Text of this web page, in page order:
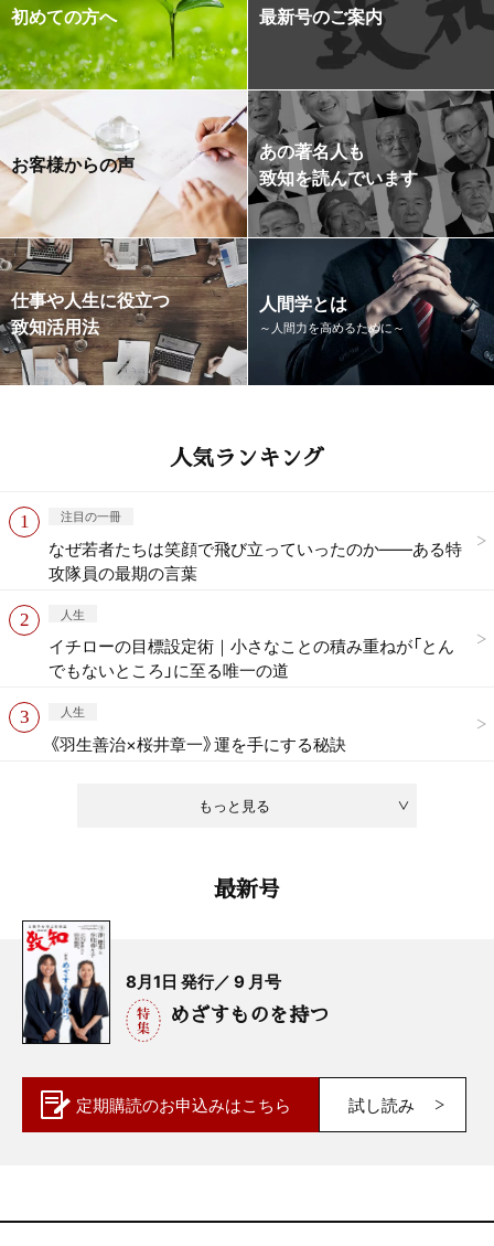
初めての方へ 最新号のご案内
お客様からの声
あの著名人も
致知を読んでいます
仕事や人生に役立つ
致知活用法
人間学とは
～人間力を高めるために～
人気ランキング
もっと見る
注目の一冊
なぜ若者たちは笑顔で飛び立っていったのか——ある特
攻隊員の最期の言葉
人生
イチローの目標設定術｜小さなことの積み重ねが「とん
でもないところ」に至る唯一の道
人生
《羽生善治×桜井章一》運を手にする秘訣
最新号
8月1日 発行／ 9 月号
めざすものを持つ
定期購読のお申込みはこちら 試し読み